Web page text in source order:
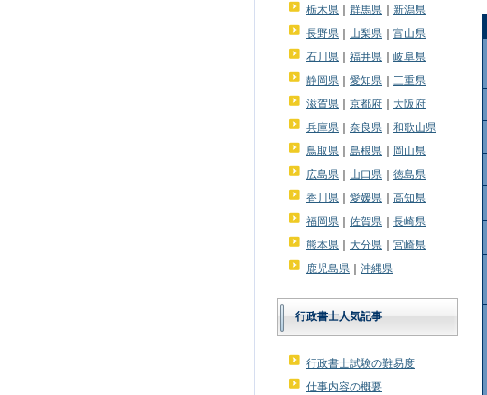
栃木県
群馬県
新潟県
長野県
山梨県
富山県
石川県
福井県
岐阜県
静岡県
愛知県
三重県
滋賀県
京都府
大阪府
兵庫県
奈良県
和歌山県
鳥取県
島根県
岡山県
広島県
山口県
徳島県
香川県
愛媛県
高知県
福岡県
佐賀県
長崎県
熊本県
大分県
宮崎県
鹿児島県
沖縄県
行政書士人気記事
行政書士試験の難易度
仕事内容の概要